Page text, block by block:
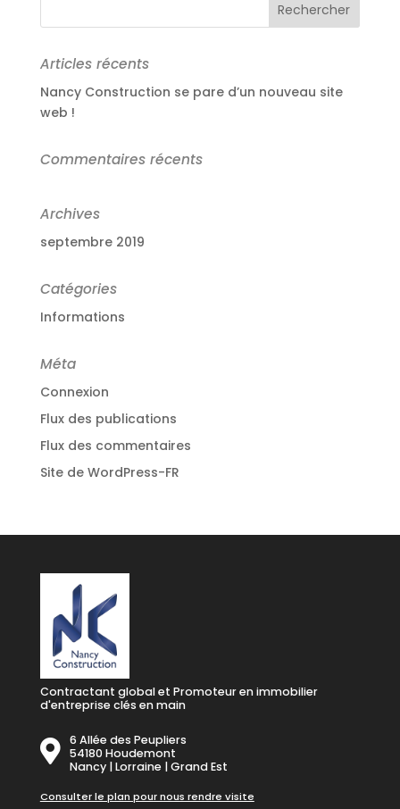
Articles récents
Nancy Construction se pare d’un nouveau site
web !
Commentaires récents
Archives
septembre 2019
Catégories
Informations
Méta
Connexion
Flux des publications
Flux des commentaires
Site de WordPress-FR
Contractant global et Promoteur en immobilier
d'entreprise clés en main
6 Allée des Peupliers
54180 Houdemont
Nancy | Lorraine | Grand Est
Consulter le plan pour nous rendre visite